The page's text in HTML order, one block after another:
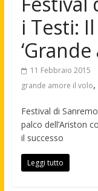
i Testi:
‘Grande
11 Febbraio 2015
grande amore il volo,
Festival di
palco dell’Ariston
il successo
Leggi tutto